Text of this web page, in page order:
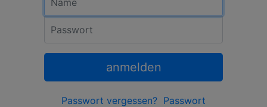
anmelden
Passwort vergessen? Passwort